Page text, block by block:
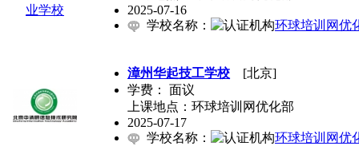
2025-07-16
学校名称：
环球培训网优
漳州华起技工学校 [北京]
学费： 面议
上课地点：环球培训网优化部
2025-07-17
学校名称：
环球培训网优